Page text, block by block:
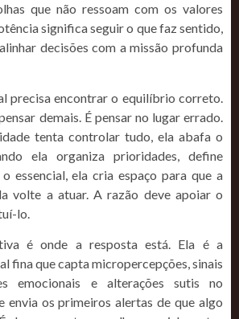
que não ressoam com os valores
significa seguir o que faz sentido,
decisões com a missão profunda
precisa encontrar o equilíbrio correto.
demais. É pensar no lugar errado.
tenta controlar tudo, ela abafa o
ela organiza prioridades, define
essencial, ela cria espaço para que a
volte a atuar. A razão deve apoiar o
lo.
é onde a resposta está. Ela é a
fina que capta micropercepções, sinais
emocionais e alterações sutis no
envia os primeiros alertas de que algo